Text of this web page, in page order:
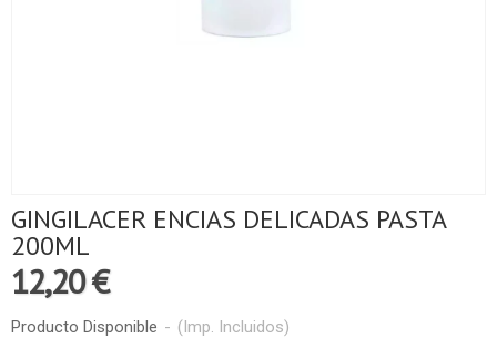
GINGILACER ENCIAS DELICADAS PASTA
200ML
12,20 €
Producto Disponible - (Imp. Incluidos)